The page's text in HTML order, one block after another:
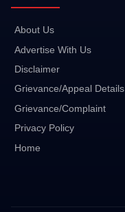
About Us
Advertise With Us
Disclaimer
Grievance/Appeal Details
Grievance/Complaint
Privacy Policy
Home